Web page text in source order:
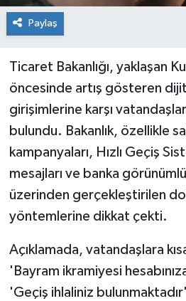
Paylaş
Ticaret Bakanlığı, yaklaşan
öncesinde artış gösteren
girişimlerine karşı
bulundu. Bakanlık, özellikle
kampanyaları, Hızlı Geçiş
mesajları ve banka
üzerinden gerçekleştirilen
yöntemlerine dikkat çekti.
Açıklamada, vatandaşlara
'Bayram ikramiyesi
'Geçiş ihlaliniz